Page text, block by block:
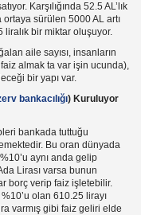
Karşılığında 52.5 AL’lık
sürülen 5000 AL artı
bir miktar oluşuyor.
aile sayısı, insanların
almak ta var işin ucunda),
bir yapı var.
bankacılığı) Kuruluyor
bankada tuttuğu
Bu oran dünyada
aynı anda gelip
Lirası varsa bunun
borç verip faiz işletebilir.
olan 610.25 lirayı
varmış gibi faiz geliri elde